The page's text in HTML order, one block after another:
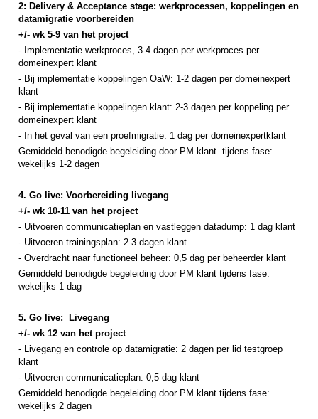
2: Delivery & Acceptance stage: werkprocessen, koppelingen en
datamigratie voorbereiden
+/- wk 5-9 van het project
- Implementatie werkproces, 3-4 dagen per werkproces per
domeinexpert klant
- Bij implementatie koppelingen OaW: 1-2 dagen per domeinexpert
klant
- Bij implementatie koppelingen klant: 2-3 dagen per koppeling per
domeinexpert klant
- In het geval van een proefmigratie: 1 dag per domeinexpertklant
Gemiddeld benodigde begeleiding door PM klant tijdens fase:
wekelijks 1-2 dagen
4. Go live: Voorbereiding livegang
+/- wk 10-11 van het project
- Uitvoeren communicatieplan en vastleggen datadump: 1 dag klant
- Uitvoeren trainingsplan: 2-3 dagen klant
- Overdracht naar functioneel beheer: 0,5 dag per beheerder klant
Gemiddeld benodigde begeleiding door PM klant tijdens fase:
wekelijks 1 dag
5. Go live: Livegang
+/- wk 12 van het project
- Livegang en controle op datamigratie: 2 dagen per lid testgroep
klant
- Uitvoeren communicatieplan: 0,5 dag klant
Gemiddeld benodigde begeleiding door PM klant tijdens fase:
wekelijks 2 dagen